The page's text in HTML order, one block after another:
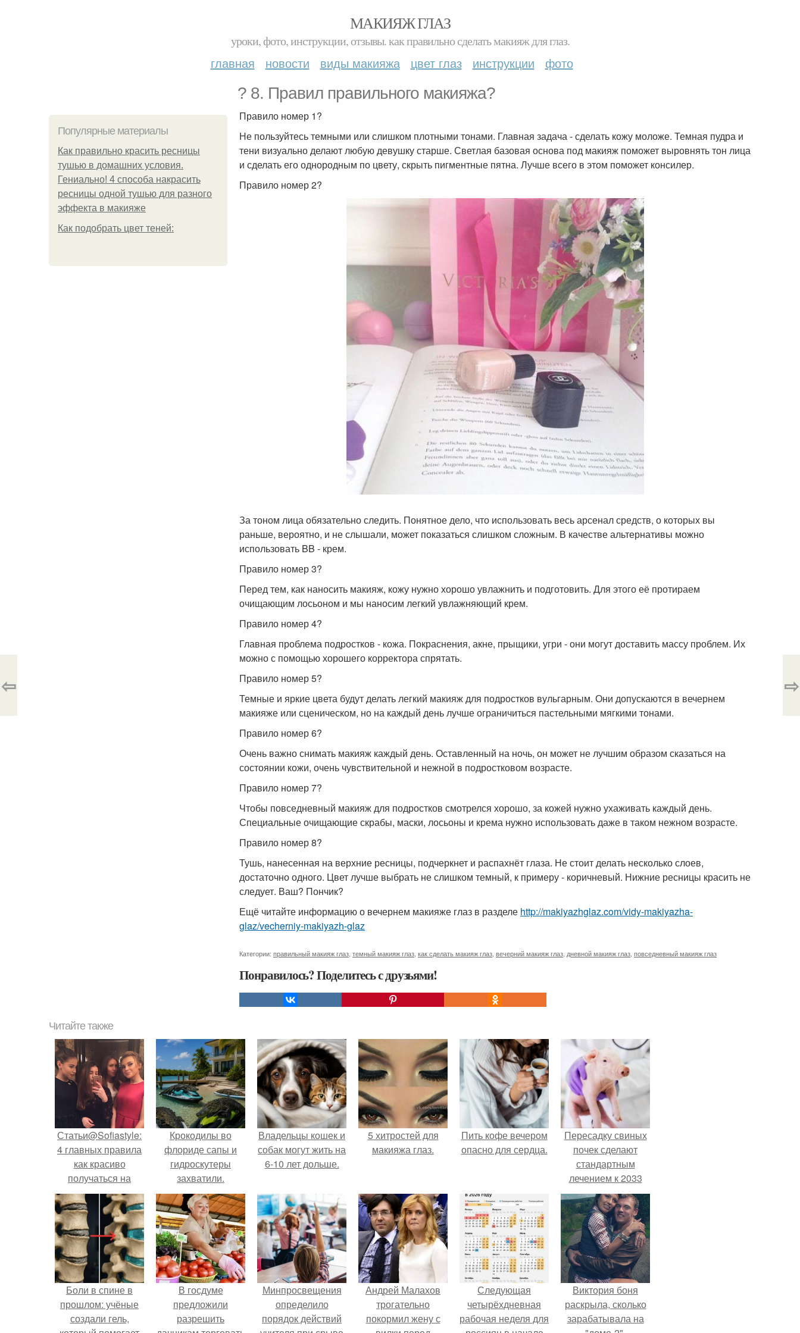
МАКИЯЖ ГЛАЗ
уроки, фото, инструкции, отзывы. как правильно сделать макияж для глаз.
главная новости виды макияжа цвет глаз инструкции фото
? 8. Правил правильного макияжа?
Популярные материалы
Как правильно красить ресницы
тушью в домашних условия.
Гениально! 4 способа накрасить
ресницы одной тушью для разного
эффекта в макияже
Как подобрать цвет теней:
Правило номер 1?
Не пользуйтесь темными или слишком плотными тонами. Главная задача - сделать кожу моложе. Темная пудра и
тени визуально делают любую девушку старше. Светлая базовая основа под макияж поможет выровнять тон лица
и сделать его однородным по цвету, скрыть пигментные пятна. Лучше всего в этом поможет консилер.
Правило номер 2?
За тоном лица обязательно следить. Понятное дело, что использовать весь арсенал средств, о которых вы
раньше, вероятно, и не слышали, может показаться слишком сложным. В качестве альтернативы можно
использовать BB - крем.
Правило номер 3?
Перед тем, как наносить макияж, кожу нужно хорошо увлажнить и подготовить. Для этого её протираем
очищающим лосьоном и мы наносим легкий увлажняющий крем.
Правило номер 4?
Главная проблема подростков - кожа. Покраснения, акне, прыщики, угри - они могут доставить массу проблем. Их
можно с помощью хорошего корректора спрятать.
Правило номер 5?
Темные и яркие цвета будут делать легкий макияж для подростков вульгарным. Они допускаются в вечернем
макияже или сценическом, но на каждый день лучше ограничиться пастельными мягкими тонами.
Правило номер 6?
Очень важно снимать макияж каждый день. Оставленный на ночь, он может не лучшим образом сказаться на
состоянии кожи, очень чувствительной и нежной в подростковом возрасте.
Правило номер 7?
Чтобы повседневный макияж для подростков смотрелся хорошо, за кожей нужно ухаживать каждый день.
Специальные очищающие скрабы, маски, лосьоны и крема нужно использовать даже в таком нежном возрасте.
Правило номер 8?
Тушь, нанесенная на верхние ресницы, подчеркнет и распахнёт глаза. Не стоит делать несколько слоев,
достаточно одного. Цвет лучше выбрать не слишком темный, к примеру - коричневый. Нижние ресницы красить не
следует. Ваш? Пончик?
Ещё читайте информацию о вечернем макияже глаз в разделе http://makiyazhglaz.com/vidy-makiyazha-
glaz/vecherniy-makiyazh-glaz
Категории: правильный макияж глаз темный макияж глаз как сделать макияж глаз вечерний макияж глаз дневной макияж глаз повседневный макияж глаз
Понравилось? Поделитесь с друзьями!
⇦ ⇨
Читайте также
Статьи@Sofiastyle:
4 главных правила
как красиво
получаться на
фотографиях.
Крокодилы во
флориде сапы и
гидроскутеры
захватили.
Владельцы кошек и
собак могут жить на
6-10 лет дольше.
5 хитростей для
макияжа глаз.
Пить кофе вечером
опасно для сердца.
Пересадку свиных
почек сделают
стандартным
лечением к 2033
году в Японии.
Боли в спине в
прошлом: учёные
создали гель,
В госдуме
предложили
разрешить
Минпросвещения
определило
порядок действий
Андрей Малахов
трогательно
покормил жену с
Следующая
четырёхдневная
рабочая неделя для
Виктория боня
раскрыла, сколько
зарабатывала на